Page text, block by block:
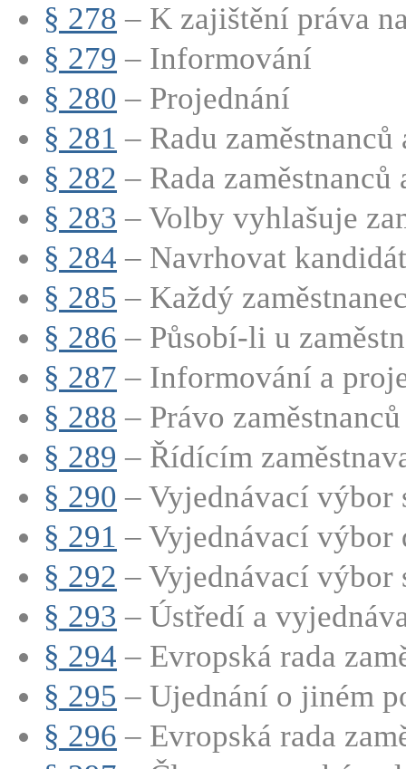
§ 278 – K zajištění práva
§ 279 – Informování
§ 280 – Projednání
§ 281 – Radu zaměstnanců
§ 282 – Rada zaměstnanců
§ 283 – Volby vyhlašuje
§ 284 – Navrhovat
§ 285 – Každý
§ 286 – Působí-li u
§ 287 – Informování a
§ 288 – Právo
§ 289 – Řídícím
§ 290 – Vyjednávací výbor
§ 291 – Vyjednávací výbor
§ 292 – Vyjednávací výbor
§ 293 – Ústředí a
§ 294 – Evropská rada
§ 295 – Ujednání o jiném
§ 296 – Evropská rada